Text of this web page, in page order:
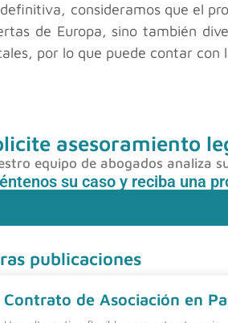
consideramos que el
de Europa, sino también
por lo que puede contar con
asesoramiento
equipo de abogados analiza
su caso y reciba una
publicaciones
Contrato de Asociación en